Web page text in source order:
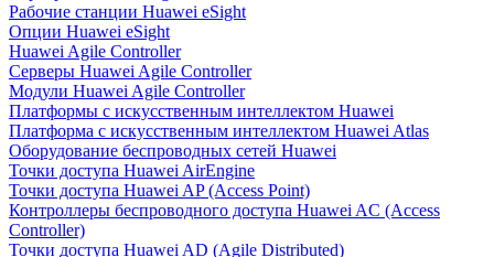
Рабочие станции Huawei eSight
Опции Huawei eSight
Huawei Agile Controller
Серверы Huawei Agile Controller
Модули Huawei Agile Controller
Платформы с искусственным интеллектом Huawei
Платформа с искусственным интеллектом Huawei Atlas
Оборудование беспроводных сетей Huawei
Точки доступа Huawei AirEngine
Точки доступа Huawei AP (Access Point)
Контроллеры беспроводного доступа Huawei AC (Access
Controller)
Точки доступа Huawei AD (Agile Distributed)